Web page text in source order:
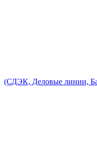
(СДЭК, Деловые линии,